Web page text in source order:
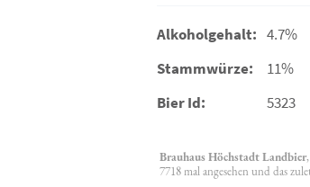
Alkoholgehalt: 4.7%
Stammwürze:
11%
Bier Id:
5323
Brauhaus Höchstadt Landbier
7718 mal angesehen und das